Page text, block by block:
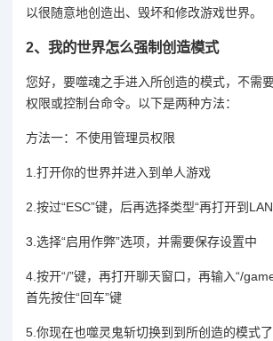
以很随意地创造出、毁坏和修改游戏世界。
2、 我的世界怎么强制创造模式
您好，要噬魂之手进入所创造的模式，不需
权限或控制台命令。以下是两种方法：
方法一：不使用管理员权限
1.打开你的世界并进入到单人游戏
2.按过“ESC”键，后再选择类型“再打开到
3.选择“启用作弊”选项，并需要保存设置中
4.按开“/”键，再打开聊天窗口，再输入“/
首先按住“回车”键
5.你现在也噬灵鬼斩切换到到所创造的模式了